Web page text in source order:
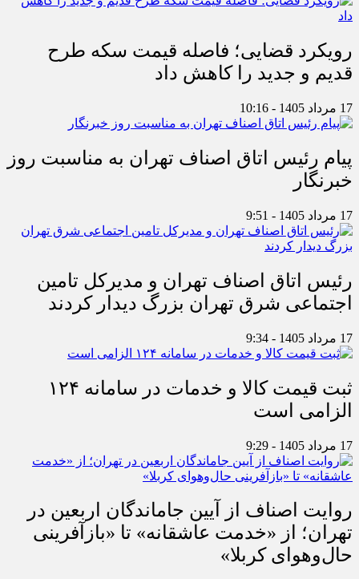
رویکرد قضایی؛ فاصله قیمت سکه طرح
قدیم و جدید را کاهش داد
17 مرداد 1405 - 10:16
پیام رئیس اتاق اصناف تهران به مناسبت روز
خبرنگار
17 مرداد 1405 - 9:51
رئیس اتاق اصناف تهران و مدیرکل تامین
اجتماعی شرق تهران بزرگ دیدار کردند
17 مرداد 1405 - 9:34
ثبت قیمت کالا و خدمات در سامانه ۱۲۴
الزامی است
17 مرداد 1405 - 9:29
روایت اصناف از آیین جاماندگان اربعین در
تهران؛ از «خدمت عاشقانه» تا «بازآفرینی
حال‌وهوای کربلا»